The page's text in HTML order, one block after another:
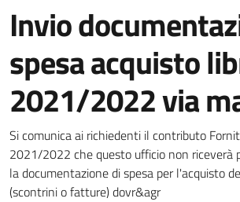
Invio
spesa acquisto
2021/2022 via
Dettagli della notizia
Si comunica ai richiedenti il contributo
2021/2022 che questo ufficio non riceverà
la documentazione di spesa per l'acquisto
(scontrini o fatture) dovr&agr